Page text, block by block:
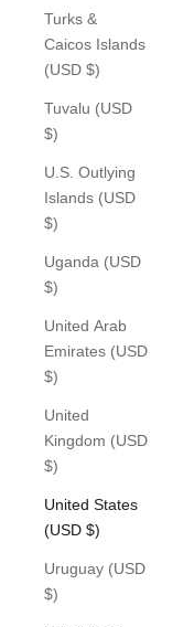
Turks &
Caicos Islands
(USD $)
Tuvalu (USD
$)
U.S. Outlying
Islands (USD
$)
Uganda (USD
$)
United Arab
Emirates (USD
$)
United
Kingdom (USD
$)
United States
(USD $)
Uruguay (USD
$)